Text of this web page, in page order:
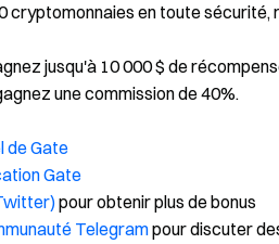
cryptomonnaies en toute
jusqu'à 10 000 $ de
une commission de 40%.
de Gate
Gate
pour obtenir plus de bonus
Telegrampour discuter